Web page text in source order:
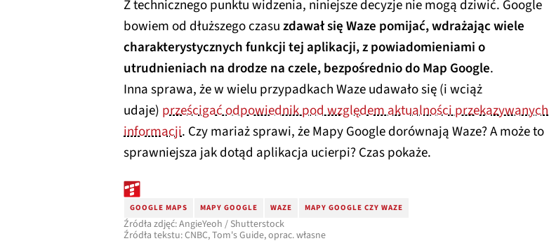
Z technicznego punktu widzenia, niniejsze decyzje nie mogą dziwić. Google
bowiem od dłuższego czasuzdawał się Waze pomijać, wdrażając wiele
charakterystycznych funkcji tej aplikacji, z powiadomieniami o
utrudnieniach na drodze na czele, bezpośrednio do Map Google.
Inna sprawa, że w wielu przypadkach Waze udawało się (i wciąż
udaje) prześcigać odpowiednik pod względem aktualności przekazywanych
informacji. Czy mariaż sprawi, że Mapy Google dorównają Waze? A może to
sprawniejsza jak dotąd aplikacja ucierpi? Czas pokaże.
GOOGLE MAPS MAPY GOOGLE WAZE MAPY GOOGLE CZY WAZE
Źródła zdjęć: AngieYeoh / Shutterstock
Źródła tekstu: CNBC, Tom's Guide, oprac. własne